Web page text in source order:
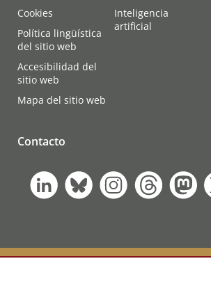
Cookies
Política lingüística
del sitio web
Accesibilidad del
sitio web
Mapa del sitio web
Inteligencia
artificial
Contacto